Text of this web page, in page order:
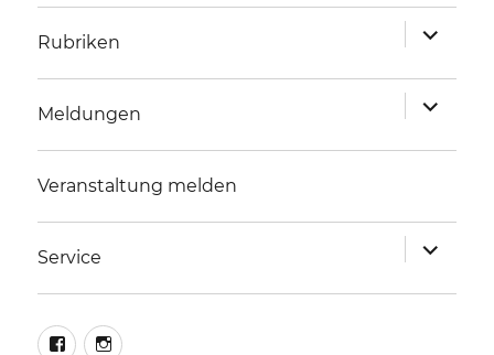
Rubriken
anzeigen
Meldungen
anzeigen
Veranstaltung melden
Service
anzeigen
facebookinstagram